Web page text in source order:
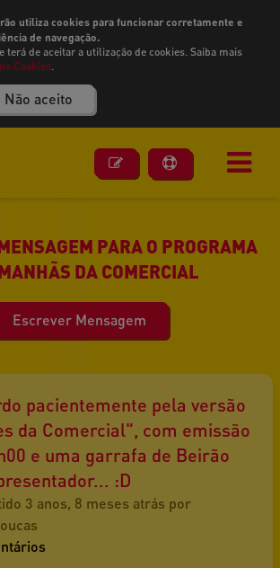
utiliza cookies para funcionar corretamente e
de navegação.
terá de aceitar a utilização de cookies. Saiba mais
Cookies.
Não aceito
PARA O PROGRAMA
DA COMERCIAL
Escrever Mensagem
pacientemente pela versão
da Comercial", com emissão
e uma garrafa de Beirão
:D
3 anos, 8 meses atrás por